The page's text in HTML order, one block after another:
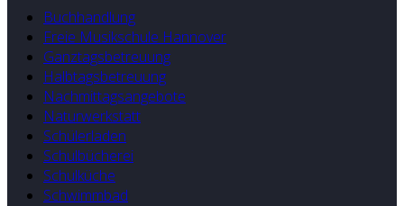
Buchhandlung
Freie Musikschule Hannover
Ganztagsbetreuung
Halbtagsbetreuung
Nachmittagsangebote
Naturwerkstatt
Schülerladen
Schulbücherei
Schulküche
Schwimmbad